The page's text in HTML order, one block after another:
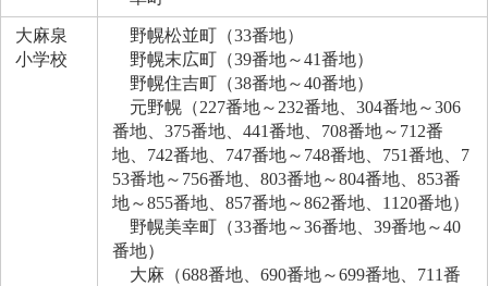
大麻泉
小学校
野幌松並町（33番地）
野幌末広町（39番地～41番地）
野幌住吉町（38番地～40番地）
元野幌（227番地～232番地、304番地～306
番地、375番地、441番地、708番地～712番
地、742番地、747番地～748番地、751番地、7
53番地～756番地、803番地～804番地、853番
地～855番地、857番地～862番地、1120番地）
野幌美幸町（33番地～36番地、39番地～40
番地）
大麻（688番地、690番地～699番地、711番